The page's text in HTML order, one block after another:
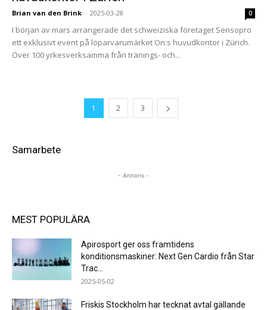
Brian van den Brink - 2025-03-28 0
I början av mars arrangerade det schweiziska företaget Sensopro
ett exklusivt event på löparvarumärket On:s huvudkontor i Zürich.
Över 100 yrkesverksamma från tränings- och...
1 2 3
Samarbete
- Annons -
MEST POPULÄRA
Apirosport ger oss framtidens
konditionsmaskiner: Next Gen Cardio från Star
Trac...
2025-05-02
Friskis Stockholm har tecknat avtal gällande